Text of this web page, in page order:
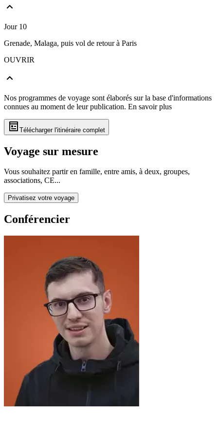
Jour 10
Grenade, Malaga, puis vol de retour à Paris
OUVRIR
Nos programmes de voyage sont élaborés sur la base d'informations
connues au moment de leur publication. En savoir plus
Télécharger l'itinéraire complet
Voyage sur mesure
Vous souhaitez partir en famille, entre amis, à deux, groupes,
associations, CE...
Privatisez votre voyage
Conférencier